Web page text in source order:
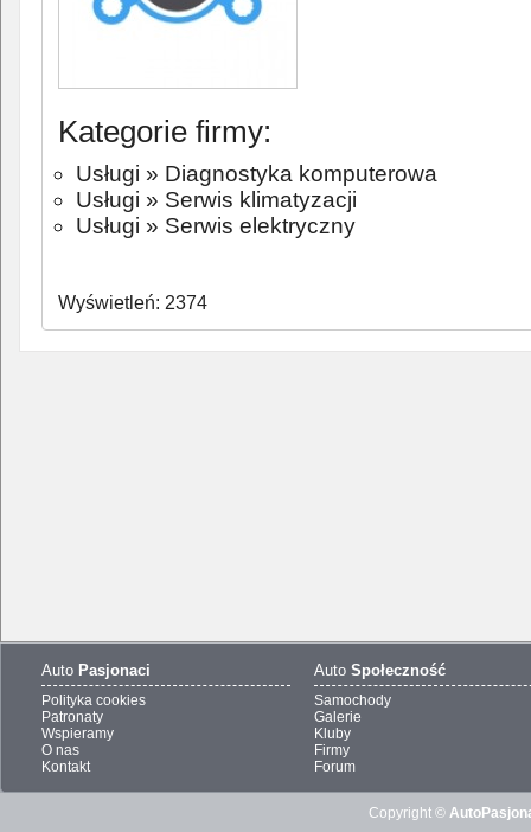
Kategorie firmy:
Usługi » Diagnostyka komputerowa
Usługi » Serwis klimatyzacji
Usługi » Serwis elektryczny
Wyświetleń: 2374
Auto Pasjonaci
Polityka cookies
Patronaty
Wspieramy
O nas
Kontakt
Auto Społeczność
Samochody
Galerie
Kluby
Firmy
Forum
Copyright ©